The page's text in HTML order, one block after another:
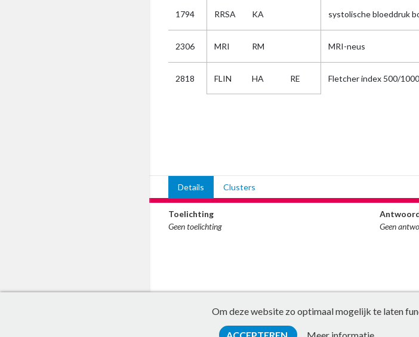
1794 RRSA KA systolische bloeddruk
2306 MRI RM MRI-neus
2818 FLIN HA RE Fletcher index 500/
Details Clusters
Toelichting
Geen toelichting
Geen
Om deze website zo optimaal mogelijk te laten